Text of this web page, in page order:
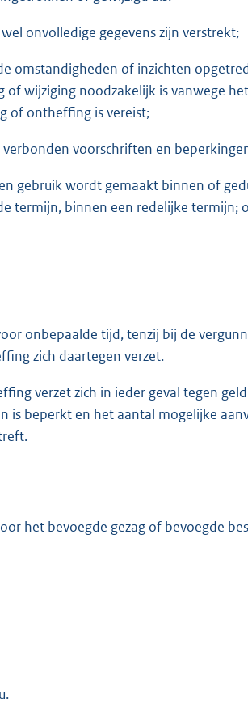
onvolledige gegevens zijn verstrekt;
omstandigheden of inzichten
wijziging noodzakelijk is vanwege
of ontheffing is vereist;
voorschriften en
gebruik wordt gemaakt binnen of
termijn, binnen een redelijke termijn;
onbepaalde tijd, tenzij bij de
zich daartegen verzet.
verzet zich in ieder geval tegen
beperkt en het aantal mogelijke
het bevoegde gezag of bevoegde